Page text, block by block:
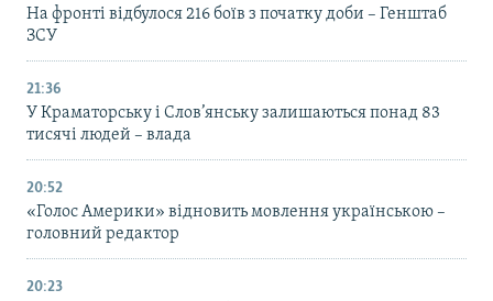
На фронті відбулося 216 боїв з початку доби – Генштаб
ЗСУ
21:36
У Краматорську і Слов’янську залишаються понад 83
тисячі людей – влада
20:52
«Голос Америки» відновить мовлення українською –
головний редактор
20:23